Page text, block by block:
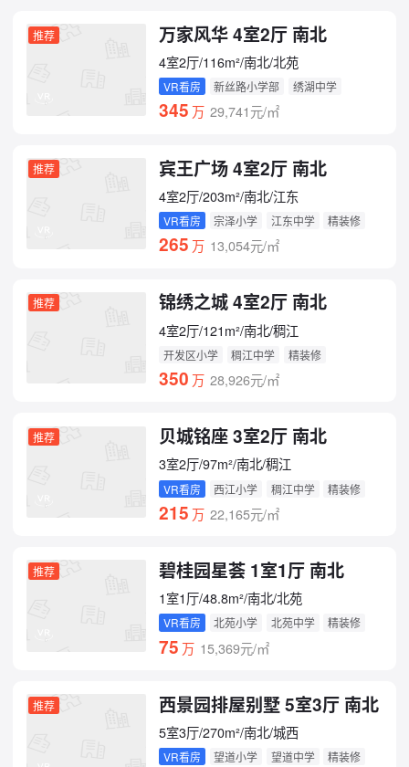
推荐 万家风华 4室2厅 南北
4室2厅/116m²/南北/北苑
VR看房 新丝路小学部
绣湖中学
精装修
345 万 29,741元/㎡
推荐 宾王广场 4室2厅 南北
4室2厅/203m²/南北/江东
VR看房 宗泽小学 江东中学 精装修
265 万 13,054元/㎡
推荐 锦绣之城 4室2厅 南北
4室2厅/121m²/南北/稠江
开发区小学 稠江中学 精装修
350 万 28,926元/㎡
推荐 贝城铭座 3室2厅 南北
3室2厅/97m²/南北/稠江
VR看房 西江小学 稠江中学 精装修
215 万 22,165元/㎡
推荐 碧桂园星荟 1室1厅 南北
1室1厅/48.8m²/南北/北苑
VR看房 北苑小学 北苑中学 精装修
75 万 15,369元/㎡
推荐 西景园排屋别墅 5室3厅 南北
5室3厅/270m²/南北/城西
VR看房 望道小学 望道中学 精装修